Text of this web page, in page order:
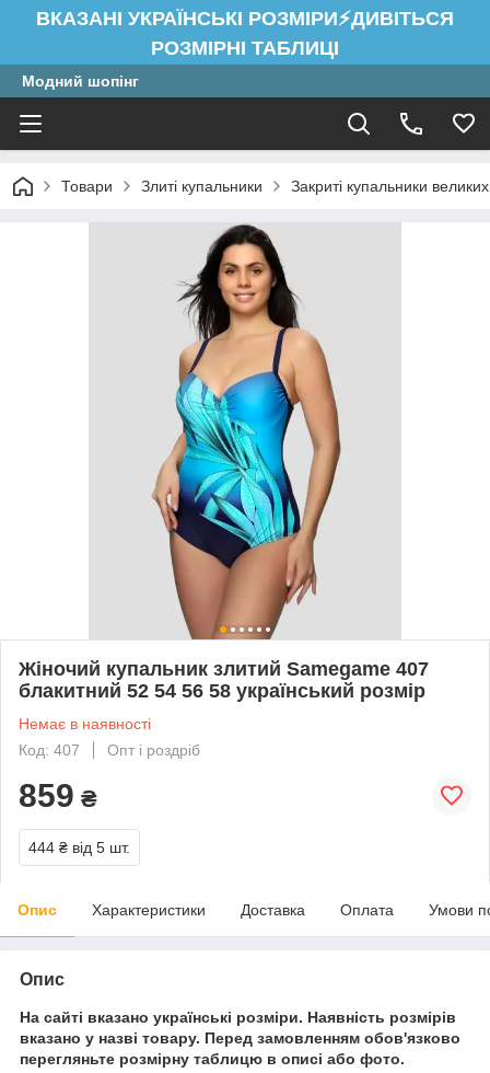
ВКАЗАНІ УКРАЇНСЬКІ РОЗМІРИ⚡ДИВІТЬСЯ
РОЗМІРНІ ТАБЛИЦІ
Модний шопінг
Товари Злиті купальники Закриті купальники великих
Жіночий купальник злитий Samegame 407
блакитний 52 54 56 58 український розмір
Немає в наявності
Код: 407
Опт і роздріб
859 ₴
444 ₴ від 5 шт.
Опис Характеристики Доставка Оплата Умови
Опис
На сайті вказано українські розміри. Наявність розмірів
вказано у назві товару. Перед замовленням обов'язково
перегляньте розмірну таблицю в описі або фото.